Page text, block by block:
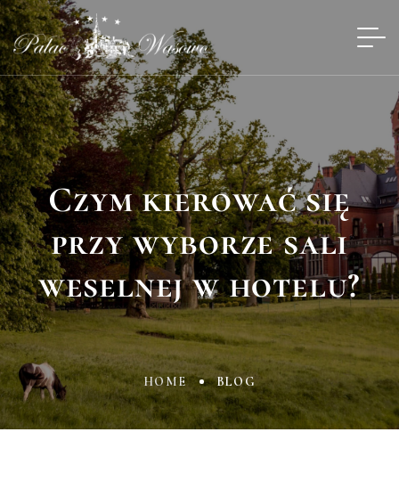
Czym kierować się
przy wyborze sali
weselnej w hotelu?
HOME BLOG